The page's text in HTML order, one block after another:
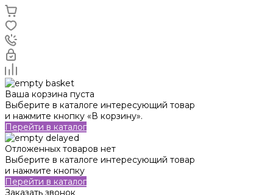
Ваша корзина пуста
Выберите в каталоге интересующий товар
и нажмите кнопку «В корзину».
Перейти в каталог
Отложенных товаров нет
Выберите в каталоге интересующий товар
и нажмите кнопку
Перейти в каталог
Заказать звонок